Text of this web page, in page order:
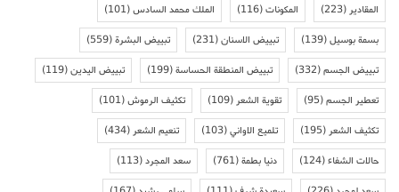
المقادير(223) المكونات(116) الملك محمد السادس(101)
بسمة بوسيل(139) تبييض الاسنان(231) تبييض البشرة(559)
تبييض الجسم(332) تبييض المنطقة الحساسة(199) تبييض اليدين(119)
تعطير الجسم(95) تقوية الشعر(109) تكثيف الرموش(101)
تكثيف الشعر(195) تلميع الاواني(103) تنعيم الشعر(434)
حالات الشفاء(124) دنيا بطمة(761) سعد المجرد(113)